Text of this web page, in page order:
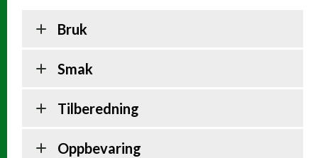
Bruk
Smak
Tilberedning
Oppbevaring